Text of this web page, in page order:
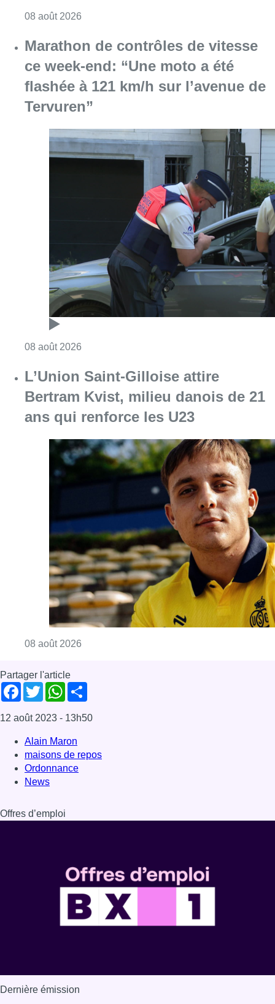
08 août 2026
Marathon de contrôles de vitesse
ce week-end: “Une moto a été
flashée à 121 km/h sur l’avenue de
Tervuren”
08 août 2026
L’Union Saint-Gilloise attire
Bertram Kvist, milieu danois de 21
ans qui renforce les U23
08 août 2026
Partager l'article
Facebook
TwitterWhatsApp
12 août 2023 - 13h50
Alain Maron
maisons de repos
Ordonnance
News
Offres d’emploi
Dernière émission